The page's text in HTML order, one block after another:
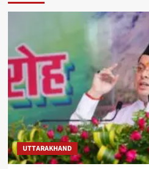
UTTARAKHAND